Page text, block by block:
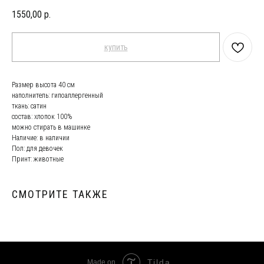
1550,00 р.
купить
Размер высота 40 см
наполнитель: гипоаллергенный
ткань: сатин
состав: хлопок 100%
можно стирать в машинке
Наличие: в наличии
Пол: для девочек
Принт: животные
СМОТРИТЕ ТАКЖЕ